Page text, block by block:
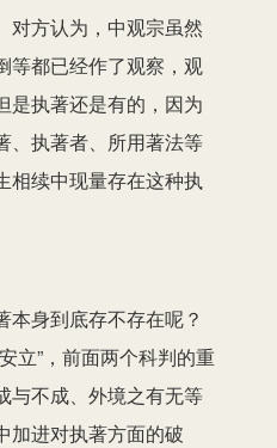
对方认为，中观宗虽然
等都已经作了观察，观
是执著还是有的，因为
、执著者、所用著法等
相续中现量存在这种执
本身到底存不存在呢？
立”，前面两个科判的重
与不成、外境之有无等
加进对执著方面的破